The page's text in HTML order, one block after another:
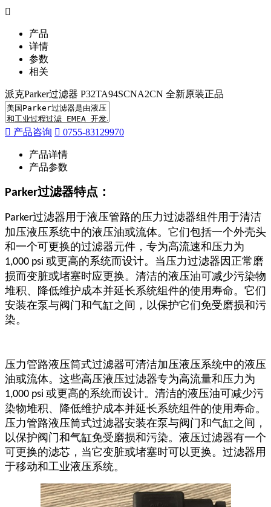
产品
详情
参数
相关
派克Parker过滤器 P32TA94SCNA2CN 全新原装正品
产品咨询 0755-83129970
产品详情
产品参数
Parker过滤器特点：
Parker过滤器用于液压管路的压力过滤器组件用于清洁
加压液压系统中的液压油或流体。它们包括一个外壳头
和一个可更换的过滤器元件，专为高流速和压力为
1,000 psi 或更高的系统而设计。当压力过滤器因正常磨
损而变脏或堵塞时应更换。清洁的液压油可减少污染物
堆积、降低维护成本并延长系统组件的使用寿命。它们
安装在泵与阀门和气缸之间，以保护它们免受磨损和污
染。
压力管路液压筒式过滤器可清洁加压液压系统中的液压
油或流体。这些高压液压过滤器专为高流量和压力为
1,000 psi 或更高的系统而设计。清洁的液压油可减少污
染物堆积、降低维护成本并延长系统组件的使用寿命。
压力管路液压筒式过滤器安装在泵与阀门和气缸之间，
以保护阀门和气缸免受磨损和污染。液压过滤器有一个
可更换的滤芯，当它变脏或堵塞时可以更换。过滤器用
于移动和工业液压系统。